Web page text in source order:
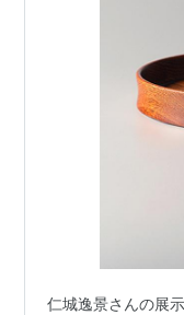
仁城逸景さんの展